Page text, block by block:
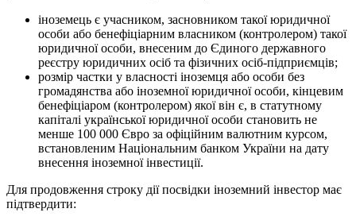
іноземець є учасником, засновником такої юридичної
особи або бенефіціарним власником (контролером) такої
юридичної особи, внесеним до Єдиного державного
реєстру юридичних осіб та фізичних осіб-підприємців;
розмір частки у власності іноземця або особи без
громадянства або іноземної юридичної особи, кінцевим
бенефіціаром (контролером) якої він є, в статутному
капіталі української юридичної особи становить не
менше 100 000 Євро за офіційним валютним курсом,
встановленим Національним банком України на дату
внесення іноземної інвестиції.
Для продовження строку дії посвідки іноземний інвестор має
підтвердити: